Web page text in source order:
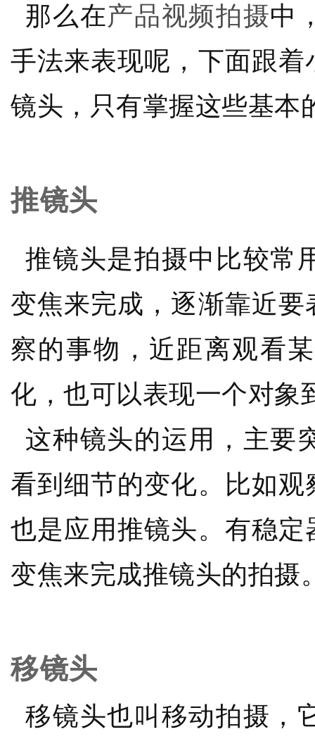
那么在产品视频拍摄中
手法来表现呢，下面跟
镜头，只有掌握这些基本
推镜头
推镜头是拍摄中比较常
变焦来完成，逐渐靠近
察的事物，近距离观看
化，也可以表现一个对象
这种镜头的运用，主要
看到细节的变化。比如
也是应用推镜头。有稳
变焦来完成推镜头的拍摄
移镜头
移镜头也叫移动拍摄，